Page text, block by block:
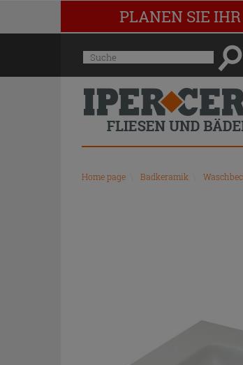
PLANEN SIE
Menü
für
und
Home page Badkeramik